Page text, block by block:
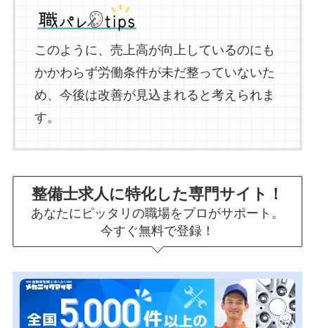
このように、売上高が向上しているのにも
かかわらず労働条件が未だ整っていないた
め、今後は改善が見込まれると考えられま
す。
整備士求人に特化した専門サイト！
あなたにピッタリの職場をプロがサポート。
今すぐ無料で登録！